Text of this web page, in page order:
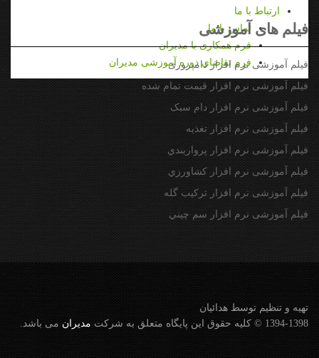
ارتباط با ما
تماس با ما
فرم همکاری با مدیران
فرم تقاضای دوره آموزشی مدیران
فیلم های آموزشی
فیلم آموزشی نرم افزار دامپروری
فیلم آموزشی نرم افزار قیمت تمام شده
فیلم آموزشی نرم افزار دام سبک
فیلم آموزشی نرم افزار تغذیه
فیلم آموزشی نرم افزار پرواربندي
فیلم آموزشی نرم افزار كشاورزي
فیلم آموزشی نرم افزار تركيب گله
فیلم آموزشی نرم افزار سم چيني
تهيه و تنظيم توسط هدائيان
1394-1398 © کلیه حقوق این پایگاه متعلق به شرکت
مديران می باشد.